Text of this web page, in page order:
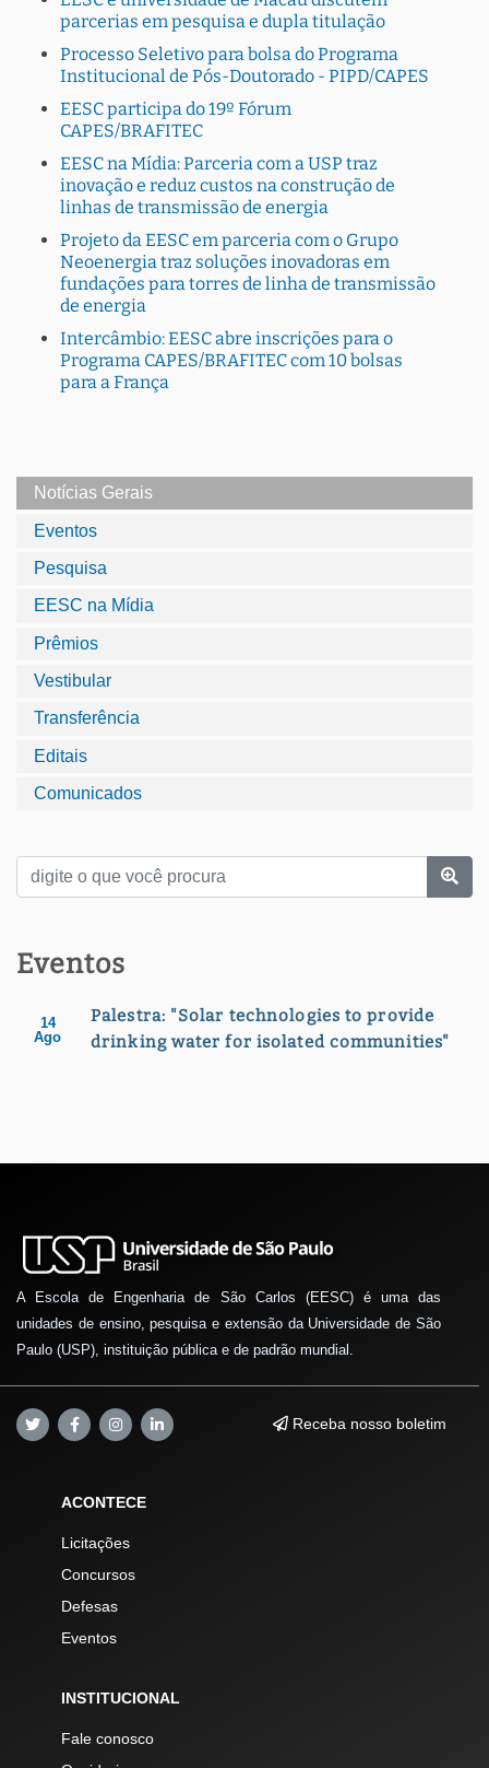
parcerias em pesquisa e dupla titulação
Processo Seletivo para bolsa do Programa
Institucional de Pós-Doutorado - PIPD/CAPES
EESC participa do 19º Fórum
CAPES/BRAFITEC
EESC na Mídia: Parceria com a USP traz
inovação e reduz custos na construção de
linhas de transmissão de energia
Projeto da EESC em parceria com o Grupo
Neoenergia traz soluções inovadoras em
fundações para torres de linha de transmissão
de energia
Intercâmbio: EESC abre inscrições para o
Programa CAPES/BRAFITEC com 10 bolsas
para a França
Notícias Gerais
Eventos
Pesquisa
EESC na Mídia
Prêmios
Vestibular
Transferência
Editais
Comunicados
Eventos
14
Ago
Palestra: "Solar technologies to provide
drinking water for isolated communities"
A Escola de Engenharia de São Carlos (EESC) é uma das
unidades de ensino, pesquisa e extensão da Universidade de São
Paulo (USP), instituição pública e de padrão mundial.
Receba nosso boletim
ACONTECE
Licitações
Concursos
Defesas
Eventos
INSTITUCIONAL
Fale conosco